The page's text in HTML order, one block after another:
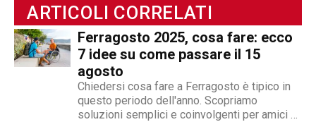
Secondo la sua forma mentis, il contenuto
migliore è quello che deve ancora scrivere.
ARTICOLI CORRELATI
Ferragosto 2025, cosa fare: ecco
7 idee su come passare il 15
agosto
Chiedersi cosa fare a Ferragosto è tipico in
questo periodo dell'anno. Scopriamo
soluzioni semplici e coinvolgenti per amici e